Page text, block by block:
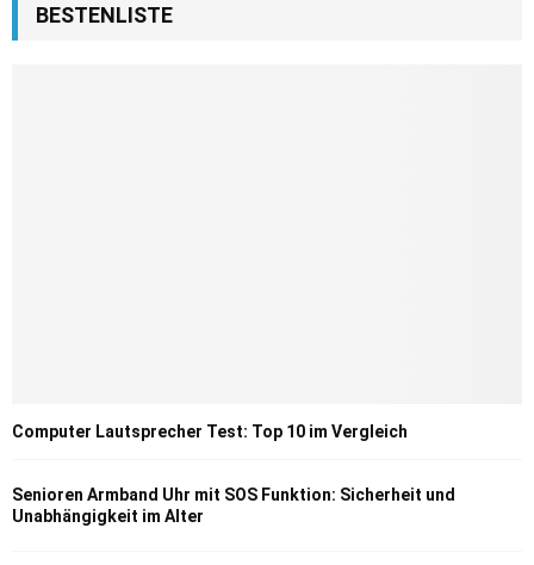
BESTENLISTE
Computer Lautsprecher Test: Top 10 im Vergleich
Senioren Armband Uhr mit SOS Funktion: Sicherheit und
Unabhängigkeit im Alter